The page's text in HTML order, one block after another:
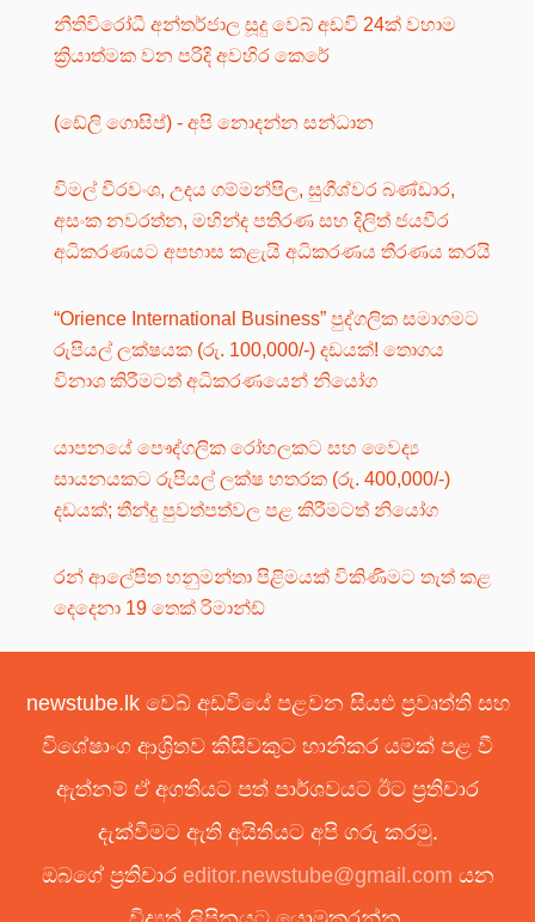
නීතිවිරෝධී අන්තර්ජාල සූදු වෙබ් අඩවි 24ක් වහාම
ක්‍රියාත්මක වන පරිදි අවහිර කෙරේ
(ඩේලි ගොසිප්) - අපි නොදන්න සන්ධාන
විමල් වීරවංශ, උදය ගම්මන්පිල, සුගීශ්වර බණ්ඩාර,
අසංක නවරත්න, මහින්ද පතිරණ සහ දිලිත් ජයවීර
අධිකරණයට අපහාස කළැයි අධිකරණය තීරණය කරයි
“Orience International Business” පුද්ගලික සමාගමට
රුපියල් ලක්ෂයක (රු. 100,000/-) දඩයක්! තොගය
විනාශ කිරීමටත් අධිකරණයෙන් නියෝග
යාපනයේ පෞද්ගලික රෝහලකට සහ වෛද්‍ය
සායනයකට රුපියල් ලක්ෂ හතරක (රු. 400,000/-)
දඩයක්; තීන්දු පුවත්පත්වල පළ කිරීමටත් නියෝග
රන් ආලේපිත හනුමන්තා පිළිමයක් විකිණීමට තැත් කළ
දෙදෙනා 19 තෙක් රිමාන්ඩ්
newstube.lk වෙබ් අඩවියේ පළවන සියළු ප්‍රවෘත්ති සහ
විශේෂාංග ආශ්‍රිතව කිසිවකුට හානිකර යමක් පළ වී
ඇත්නම් ඒ අගතියට පත් පාර්ශවයට ඊට ප්‍රතිචාර
දැක්වීමට ඇති අයිතියට අපි ගරු කරමු.
ඔබගේ ප්‍රතිචාර editor.newstube@gmail.com යන